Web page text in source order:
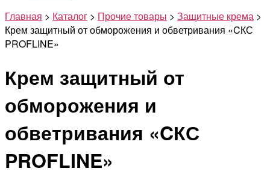
Главная > Каталог > Прочие товары > Защитные крема >
Крем защитный от обморожения и обветривания «CКС
PROFLINE»
Крем защитный от
обморожения и
обветривания «CКС
PROFLINE»